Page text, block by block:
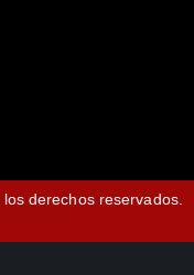
los derechos reservados.